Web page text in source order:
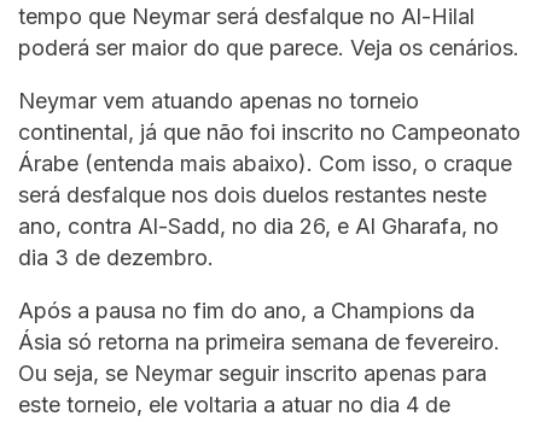
tempo que Neymar será desfalque no Al-Hilal
poderá ser maior do que parece. Veja os cenários.
Neymar vem atuando apenas no torneio
continental, já que não foi inscrito no Campeonato
Árabe (entenda mais abaixo). Com isso, o craque
será desfalque nos dois duelos restantes neste
ano, contra Al-Sadd, no dia 26, e Al Gharafa, no
dia 3 de dezembro.
Após a pausa no fim do ano, a Champions da
Ásia só retorna na primeira semana de fevereiro.
Ou seja, se Neymar seguir inscrito apenas para
este torneio, ele voltaria a atuar no dia 4 de